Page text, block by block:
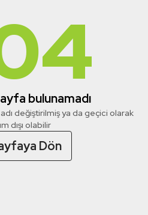
bulunamadı
adı değiştirilmiş ya da geçici olarak
dışı olabilir
Dön